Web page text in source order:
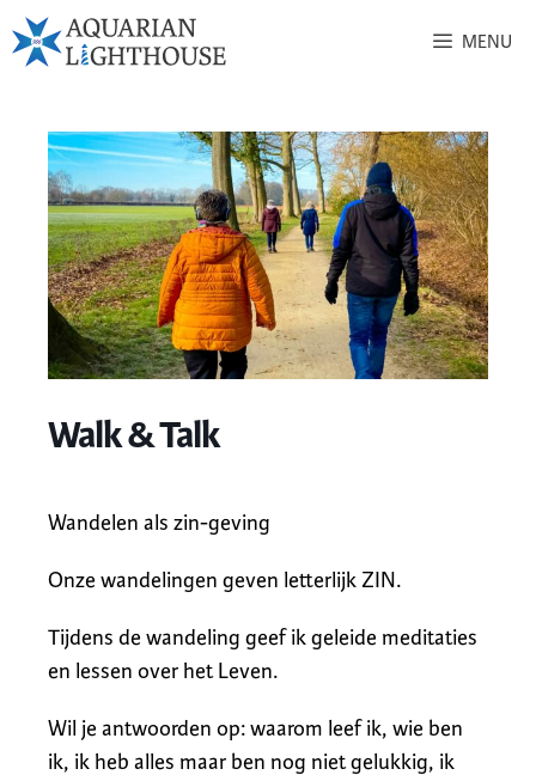
MENU
Walk & Talk
Wandelen als zin-geving
Onze wandelingen geven letterlijk ZIN.
Tijdens de wandeling geef ik geleide meditaties
en lessen over het Leven.
Wil je antwoorden op: waarom leef ik, wie ben
ik, ik heb alles maar ben nog niet gelukkig, ik